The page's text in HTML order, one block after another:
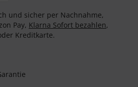
und sicher per Nachnahme,
Pay, Klarna Sofort bezahlen,
Kreditkarte.